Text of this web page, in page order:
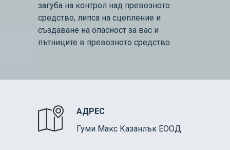
загуба на контрол над превозното
средство, липса на сцепление и
създаване на опасност за вас и
пътниците в превозното средство.
АДРЕС
Гуми Макс Казанлък ЕООД